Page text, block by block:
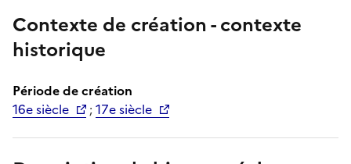
Contexte de création - contexte
historique
Période de création
16e siècle
;17e siècle